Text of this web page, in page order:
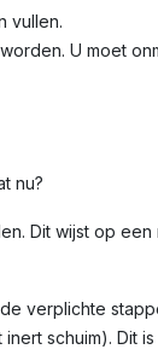
vullen.
worden. U moet
nu?
Dit wijst op
verplichte
schuim).